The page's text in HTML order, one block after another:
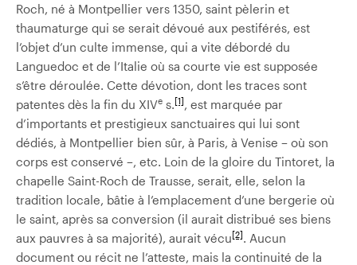
Roch, né à Montpellier vers 1350, saint pèlerin et
thaumaturge qui se serait dévoué aux pestiférés, est
l’objet d’un culte immense, qui a vite débordé du
Languedoc et de l’Italie où sa courte vie est supposée
s’être déroulée. Cette dévotion, dont les traces sont
patentes dès la fin du XIVe s.[1], est marquée par
d’importants et prestigieux sanctuaires qui lui sont
dédiés, à Montpellier bien sûr, à Paris, à Venise – où son
corps est conservé –, etc. Loin de la gloire du Tintoret, la
chapelle Saint-Roch de Trausse, serait, elle, selon la
tradition locale, bâtie à l’emplacement d’une bergerie où
le saint, après sa conversion (il aurait distribué ses biens
aux pauvres à sa majorité), aurait vécu[2]. Aucun
document ou récit ne l’atteste, mais la continuité de la